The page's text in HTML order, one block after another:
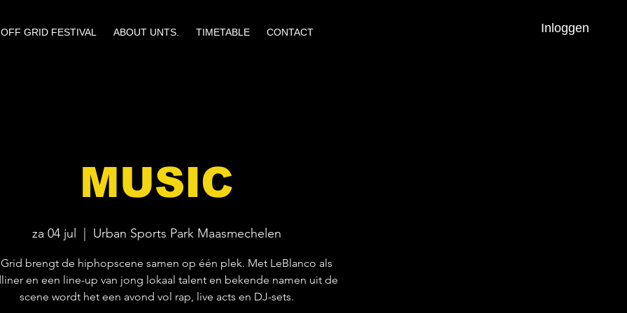
OFF GRID FESTIVAL ABOUT UNTS. TIMETABLE CONTACT Inloggen
MUSIC
za 04 jul Urban Sports Park Maasmechelen
brengt de hiphopscene samen op één plek. Met LeBlanco als
en een line-up van jong lokaal talent en bekende namen uit de
scene wordt het een avond vol rap, live acts en DJ-sets.